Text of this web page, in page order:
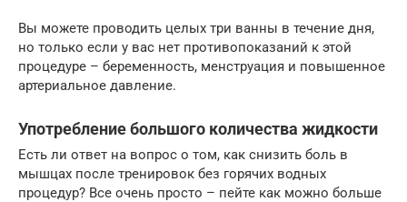
Вы можете проводить целых три ванны в течение дня,
но только если у вас нет противопоказаний к этой
процедуре – беременность, менструация и повышенное
артериальное давление.
Употребление большого количества жидкости
Есть ли ответ на вопрос о том, как снизить боль в
мышцах после тренировок без горячих водных
процедур? Все очень просто – пейте как можно больше